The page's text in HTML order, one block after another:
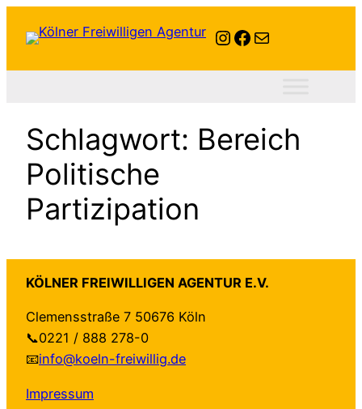
Inhalt
Instagram
Facebook
E-Mail
Schlagwort: Bereich
Politische
Partizipation
KÖLNER FREIWILLIGEN AGENTUR E.V.
Clemensstraße 7 50676 Köln
📞0221 / 888 278-0
📧info@koeln-freiwillig.de
Impressum